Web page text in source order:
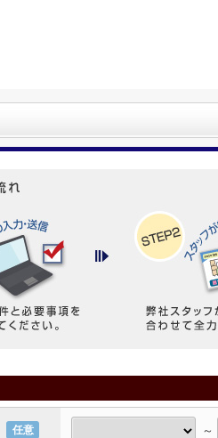
任意 ～